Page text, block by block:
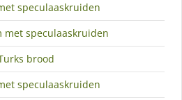
speculaaskruiden
met speculaaskruiden
brood
speculaaskruiden